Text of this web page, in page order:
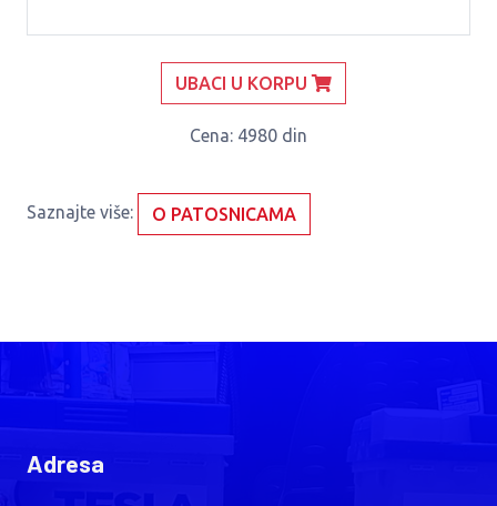
UBACI U KORPU
Cena: 4980 din
Saznajte više: O PATOSNICAMA
Adresa